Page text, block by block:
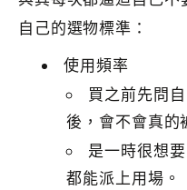
自己的選物標準：
使用頻率
買之前先問
後，會不會真的
是一時很想
都能派上用場。